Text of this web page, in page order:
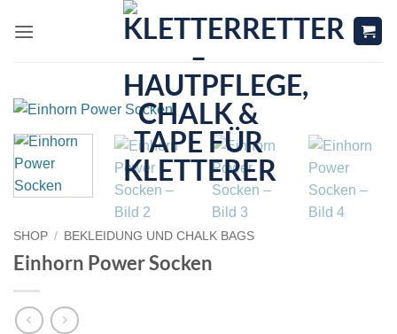
Inhalt
SHOP / BEKLEIDUNG UND CHALK BAGS
Einhorn Power Socken